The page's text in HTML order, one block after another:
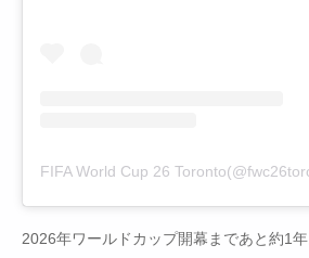
2026年ワールドカップ開幕まであと約1